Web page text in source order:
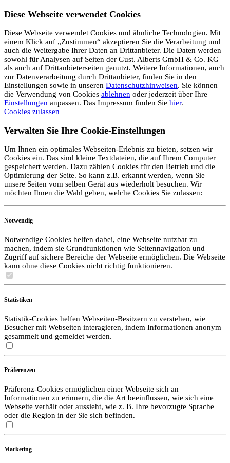
Diese Webseite verwendet Cookies
Diese Webseite verwendet Cookies und ähnliche Technologien. Mit
einem Klick auf „Zustimmen“ akzeptieren Sie die Verarbeitung und
auch die Weitergabe Ihrer Daten an Drittanbieter. Die Daten werden
sowohl für Analysen auf Seiten der Gust. Alberts GmbH & Co. KG
als auch auf Drittanbieterseiten genutzt. Weitere Informationen, auch
zur Datenverarbeitung durch Drittanbieter, finden Sie in den
Einstellungen sowie in unseren Datenschutzhinweisen. Sie können
die Verwendung von Cookies ablehnen oder jederzeit über Ihre
Einstellungen anpassen. Das Impressum finden Sie hier.
Cookies zulassen
Verwalten Sie Ihre Cookie-Einstellungen
Um Ihnen ein optimales Webseiten-Erlebnis zu bieten, setzen wir
Cookies ein. Das sind kleine Textdateien, die auf Ihrem Computer
gespeichert werden. Dazu zählen Cookies für den Betrieb und die
Optimierung der Seite. So kann z.B. erkannt werden, wenn Sie
unsere Seiten vom selben Gerät aus wiederholt besuchen. Wir
möchten Ihnen die Wahl geben, welche Cookies Sie zulassen:
Notwendig
Notwendige Cookies helfen dabei, eine Webseite nutzbar zu
machen, indem sie Grundfunktionen wie Seitennavigation und
Zugriff auf sichere Bereiche der Webseite ermöglichen. Die Webseite
kann ohne diese Cookies nicht richtig funktionieren.
Statistiken
Statistik-Cookies helfen Webseiten-Besitzern zu verstehen, wie
Besucher mit Webseiten interagieren, indem Informationen anonym
gesammelt und gemeldet werden.
Präferenzen
Präferenz-Cookies ermöglichen einer Webseite sich an
Informationen zu erinnern, die die Art beeinflussen, wie sich eine
Webseite verhält oder aussieht, wie z. B. Ihre bevorzugte Sprache
oder die Region in der Sie sich befinden.
Marketing